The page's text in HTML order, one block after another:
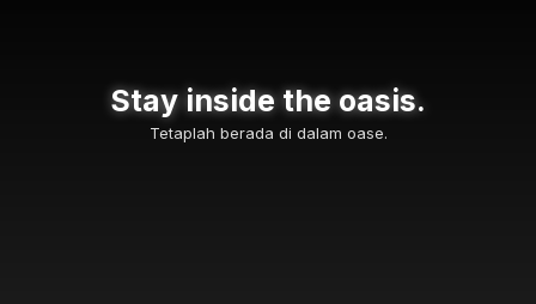
Stay inside the oasis.
Tetaplah berada di dalam oase.